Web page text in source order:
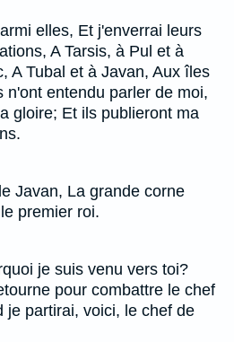
elles, Et j'enverrai leurs
A Tarsis, à Pul et à
A Tubal et à Javan, Aux îles
n'ont entendu parler de moi,
gloire; Et ils publieront ma
Javan, La grande corne
premier roi.
je suis venu vers toi?
pour combattre le chef
je partirai, voici, le chef de